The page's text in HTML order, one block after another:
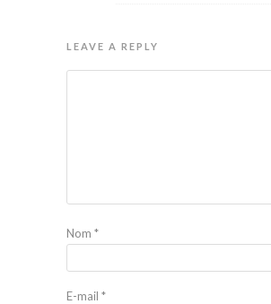
LEAVE A REPLY
Nom *
E-mail *